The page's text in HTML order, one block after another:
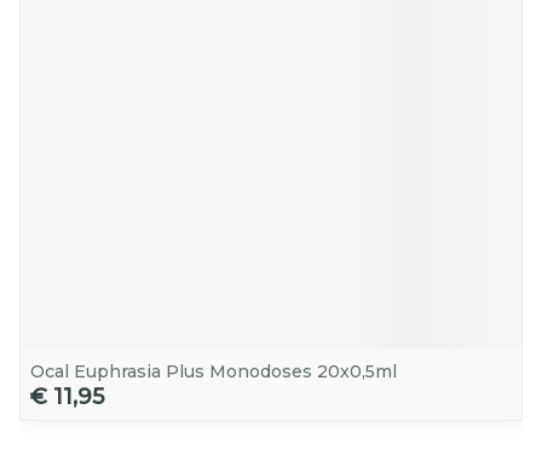
Ocal Euphrasia Plus Monodoses 20x0,5ml
€ 11,95